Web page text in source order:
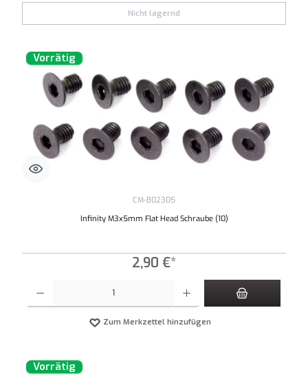
Nicht lagernd
Vorrätig
CM-B02305
Infinity M3x5mm Flat Head Schraube (10)
2,90 €*
Zum Merkzettel hinzufügen
Vorrätig